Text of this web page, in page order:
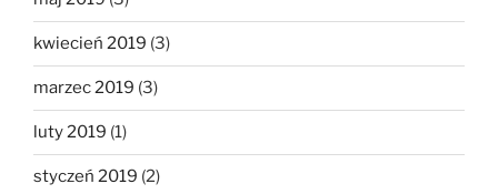
kwiecień 2019 (3)
marzec 2019 (3)
luty 2019 (1)
styczeń 2019 (2)